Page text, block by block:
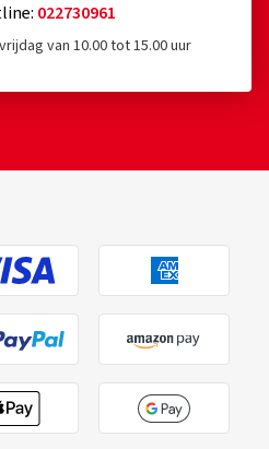
022730961
van 10.00 tot 15.00 uur